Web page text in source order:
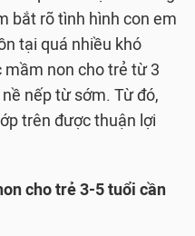
bắt rõ tình hình con em
tại quá nhiều khó
mầm non cho trẻ từ 3
nếp từ sớm. Từ đó,
trên được thuận lợi
cho trẻ 3-5 tuổi cần